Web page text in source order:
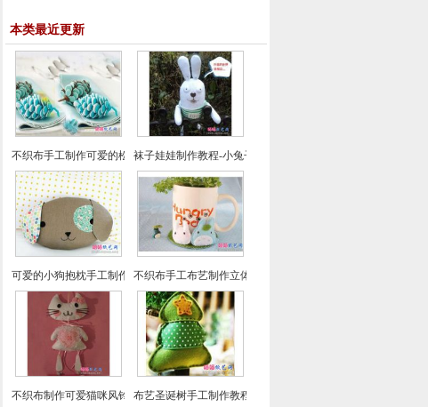
本类最近更新
不织布手工制作可爱的松果挂坠袜子娃娃制作教程-小兔子玩偶的做法
可爱的小狗抱枕手工制作方法教程不织布手工布艺制作立体龙猫杯垫
不织布制作可爱猫咪风铃详细教程布艺圣诞树手工制作教程详解